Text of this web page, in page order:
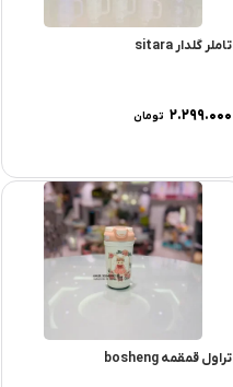
تاملر گلدار sitara
۲.۲۹۹.۰۰۰ تومان
تراول قمقمه bosheng